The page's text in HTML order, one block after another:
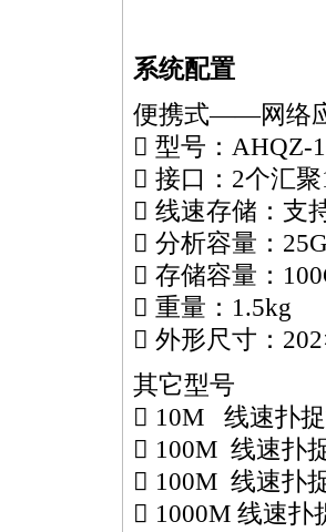
系统配置
便携式——网络
 型号：AHQZ-
 接口：2个汇
 线速存储：支
 分析容量：
 存储容量：
 重量：1.5kg
 外形尺寸：
其它型号
 10M 线速扑捉
 100M 线速扑
 100M 线速扑
 1000M 线速扑